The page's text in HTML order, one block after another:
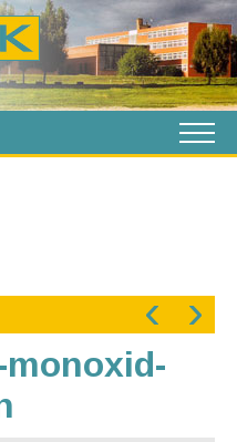
‹ ›